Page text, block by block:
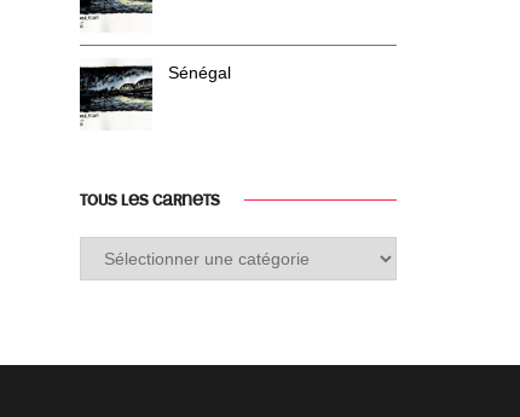
Sénégal
TOUS LES CARNETS
Tous
les